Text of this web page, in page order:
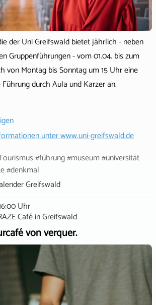
der Uni Greifswald bietet jährlich - neben
Gruppenführungen - vom 01.04. bis zum
von Montag bis Sonntag um 15 Uhr eine
durch Aula und Karzer an.
unterwww.uni-greifswald.de
#führung #museum #universität
#denkmal
Greifswald
Uhr
CaféinGreifswald
von verquer.